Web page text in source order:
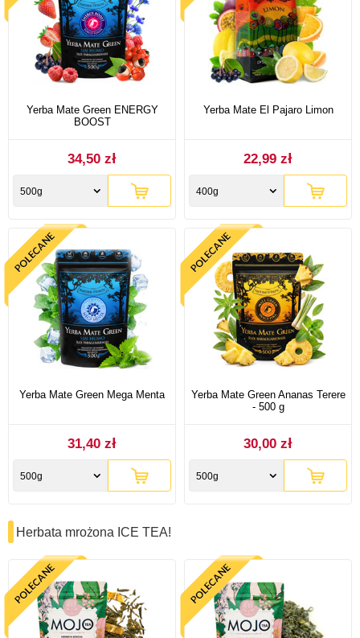
Yerba Mate Green ENERGY
BOOST
34,50 zł
500g
Yerba Mate El Pajaro Limon
22,99 zł
400g
Yerba Mate Green Mega Menta
31,40 zł
500g
Yerba Mate Green Ananas Terere
- 500 g
30,00 zł
500g
Herbata mrożona ICE TEA!